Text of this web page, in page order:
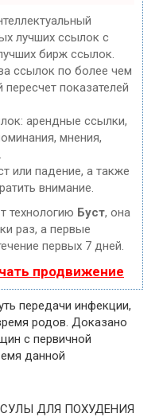
лучших ссылок с
бирж ссылок.
ссылок по более чем
показателей
арендные ссылки,
мнения,
или падение, а также
внимание.
технологию Буст, она
раз, а первые
первых 7 дней.
продвижение
передачи инфекции,
родов. Доказано
с первичной
данной
ДЛЯ ПОХУДЕНИЯ